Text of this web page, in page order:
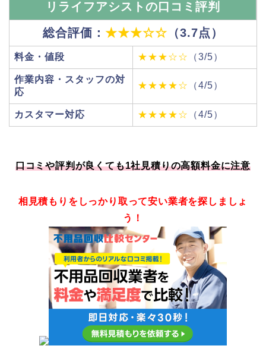
リライフアシストの口コミ評判
総合評価： ★★★☆☆ （3.7点）
料金・値段 ★★★☆☆ （3/5）
作業内容・スタッフの対
応
★★★★☆ （4/5）
カスタマー対応 ★★★★☆ （4/5）
口コミや評判が良くても1社見積りの高額料金に注意
相見積もりをしっかり取って安い業者を探しましょ
う！